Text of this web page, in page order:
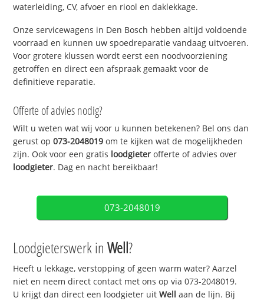
waterleiding, CV, afvoer en riool en daklekkage.
Onze servicewagens in Den Bosch hebben altijd voldoende
voorraad en kunnen uw spoedreparatie vandaag uitvoeren.
Voor grotere klussen wordt eerst een noodvoorziening
getroffen en direct een afspraak gemaakt voor de
definitieve reparatie.
Offerte of advies nodig?
Wilt u weten wat wij voor u kunnen betekenen? Bel ons dan
gerust op073-2048019 om te kijken wat de mogelijkheden
zijn. Ook voor een gratis loodgieter offerte of advies over
loodgieter. Dag en nacht bereikbaar!
073-2048019
Loodgieterswerk inWell?
Heeft u lekkage, verstopping of geen warm water? Aarzel
niet en neem direct contact met ons op via 073-2048019.
U krijgt dan direct een loodgieter uitWell aan de lijn. Bij